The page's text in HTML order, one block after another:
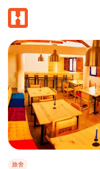
旅舍